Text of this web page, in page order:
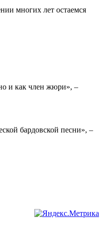
многих лет остаемся
и как член жюри», –
бардовской песни», –